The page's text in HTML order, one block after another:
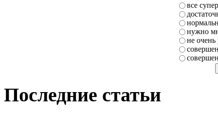
все супер
нужно
не очень
Последние статьи